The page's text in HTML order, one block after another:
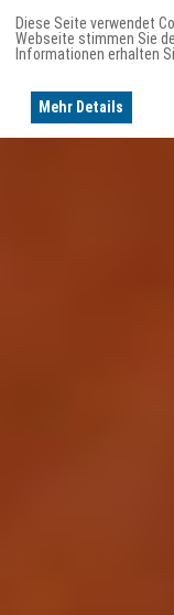
Diese Seite verwendet
Webseite stimmen Sie
Informationen erhalten
Mehr Details